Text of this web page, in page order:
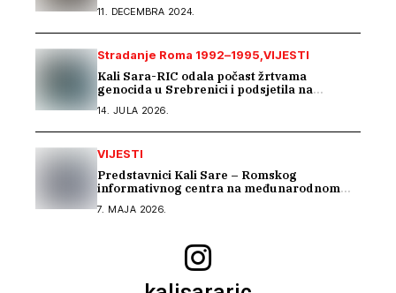
11. DECEMBRA 2024.
Stradanje Roma 1992–1995 VIJESTI
Kali Sara-RIC odala počast žrtvama
genocida u Srebrenici i podsjetila na
14. JULA 2026.
VIJESTI
Predstavnici Kali Sare – Romskog
informativnog centra na međunarodnom
7. MAJA 2026.